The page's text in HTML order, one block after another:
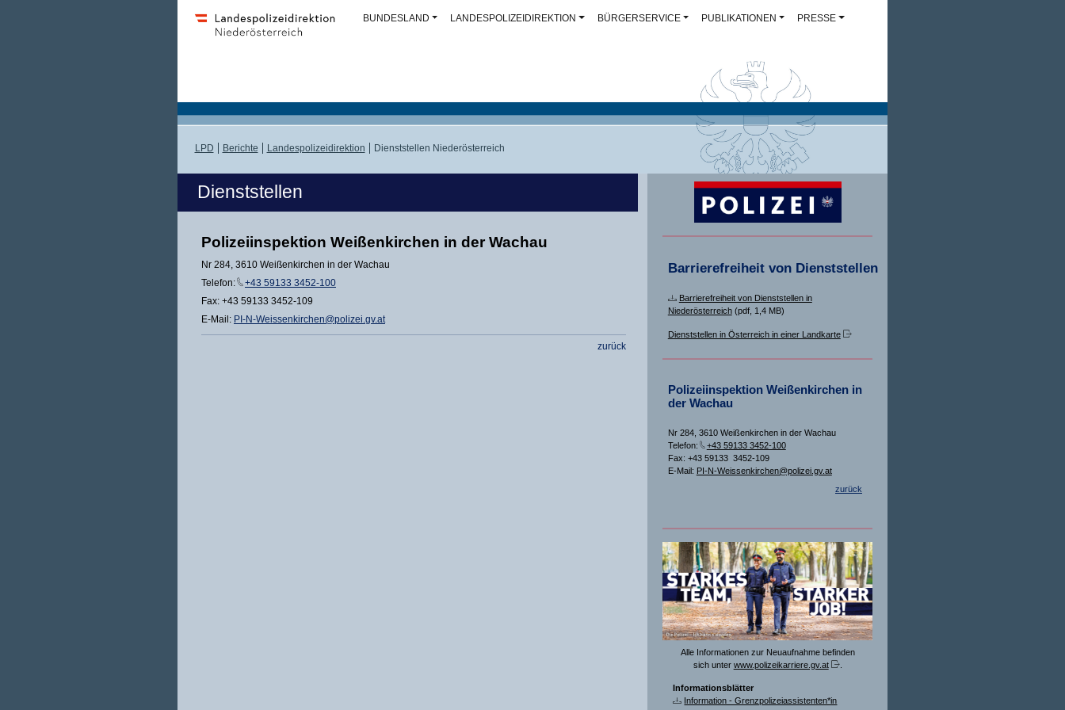
BUNDESLAND LANDESPOLIZEIDIREKTION BÜRGERSERVICE PUBLIKATIONEN PRESSE
LPD Berichte Landespolizeidirektion Dienststellen Niederösterreich
Dienststellen
Polizeiinspektion Weißenkirchen in der Wachau
Nr 284, 3610 Weißenkirchen in der Wachau
Telefon:
+43 59133 3452-100
Fax: +43 59133 3452-109
E-Mail: PI-N-Weissenkirchen@polizei.gv.at
zurück
Barrierefreiheit von Dienststellen
Barrierefreiheit von Dienststellen in
Niederösterreich(pdf, 1,4 MB)
Dienststellen in Österreich in einer Landkarte
Polizeiinspektion Weißenkirchen in
der Wachau
Nr 284, 3610 Weißenkirchen in der Wachau
Telefon:
+43 59133 3452-100
Fax: +43 59133 3452-109
E-Mail: PI-N-Weissenkirchen@polizei.gv.at
zurück
Alle Informationen zur Neuaufnahme befinden
sich unter www.polizeikarriere.gv.at .
Informationsblätter
Information - Grenzpolizeiassistenten*in